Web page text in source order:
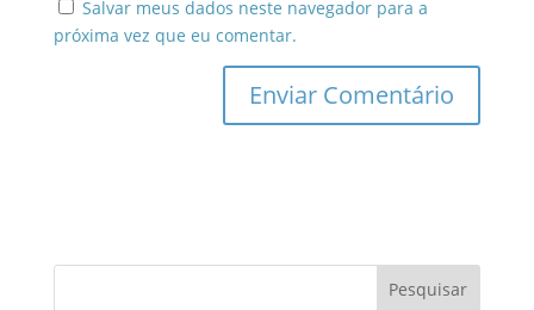
Salvar meus dados neste navegador para a
próxima vez que eu comentar.